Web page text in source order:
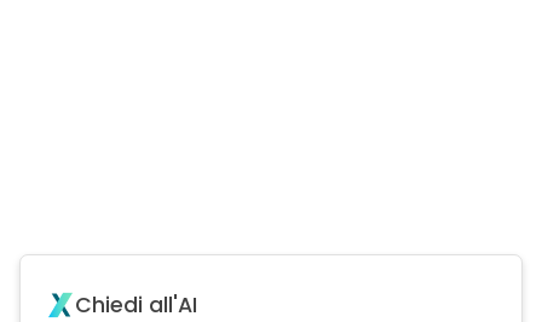
Chiedi all'AI